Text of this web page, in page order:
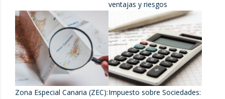
ventajas y riesgos
Zona Especial Canaria (ZEC):Impuesto sobre Sociedades: